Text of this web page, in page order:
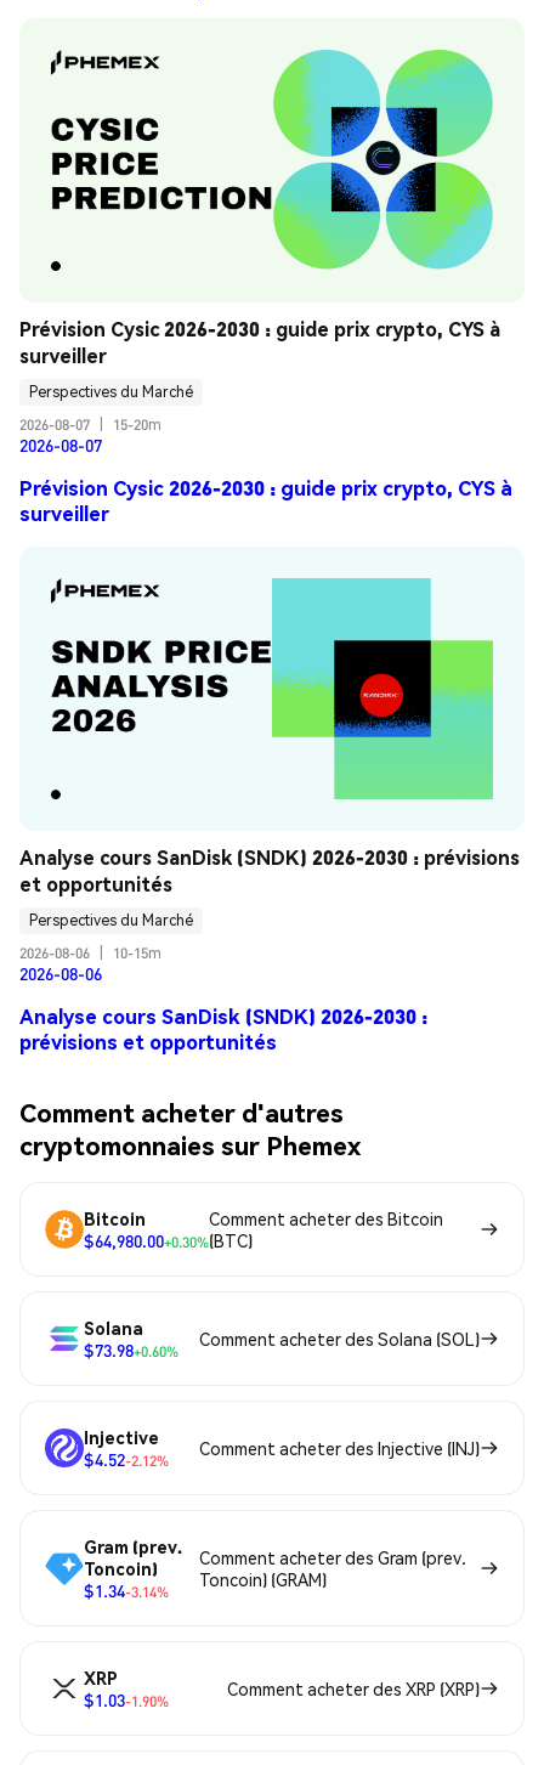
Prévision Cysic 2026-2030 : guide prix crypto, CYS à
surveiller
Perspectives du Marché
2026-08-07
15-20m
2026-08-07
Prévision Cysic 2026-2030 : guide prix crypto, CYS à
surveiller
Analyse cours SanDisk (SNDK) 2026-2030 : prévisions
et opportunités
Perspectives du Marché
2026-08-06
10-15m
2026-08-06
Analyse cours SanDisk (SNDK) 2026-2030 :
prévisions et opportunités
Comment acheter d'autres
cryptomonnaies sur Phemex
Bitcoin
$64,980.00+0.30%
Comment acheter des Bitcoin
(BTC)
Solana
$73.98+0.60%
Comment acheter des Solana (SOL)
Injective
$4.52-2.12%
Comment acheter des Injective (INJ)
Gram (prev.
Toncoin)
$1.34-3.14%
Comment acheter des Gram (prev.
Toncoin) (GRAM)
XRP
$1.03-1.90%
Comment acheter des XRP (XRP)